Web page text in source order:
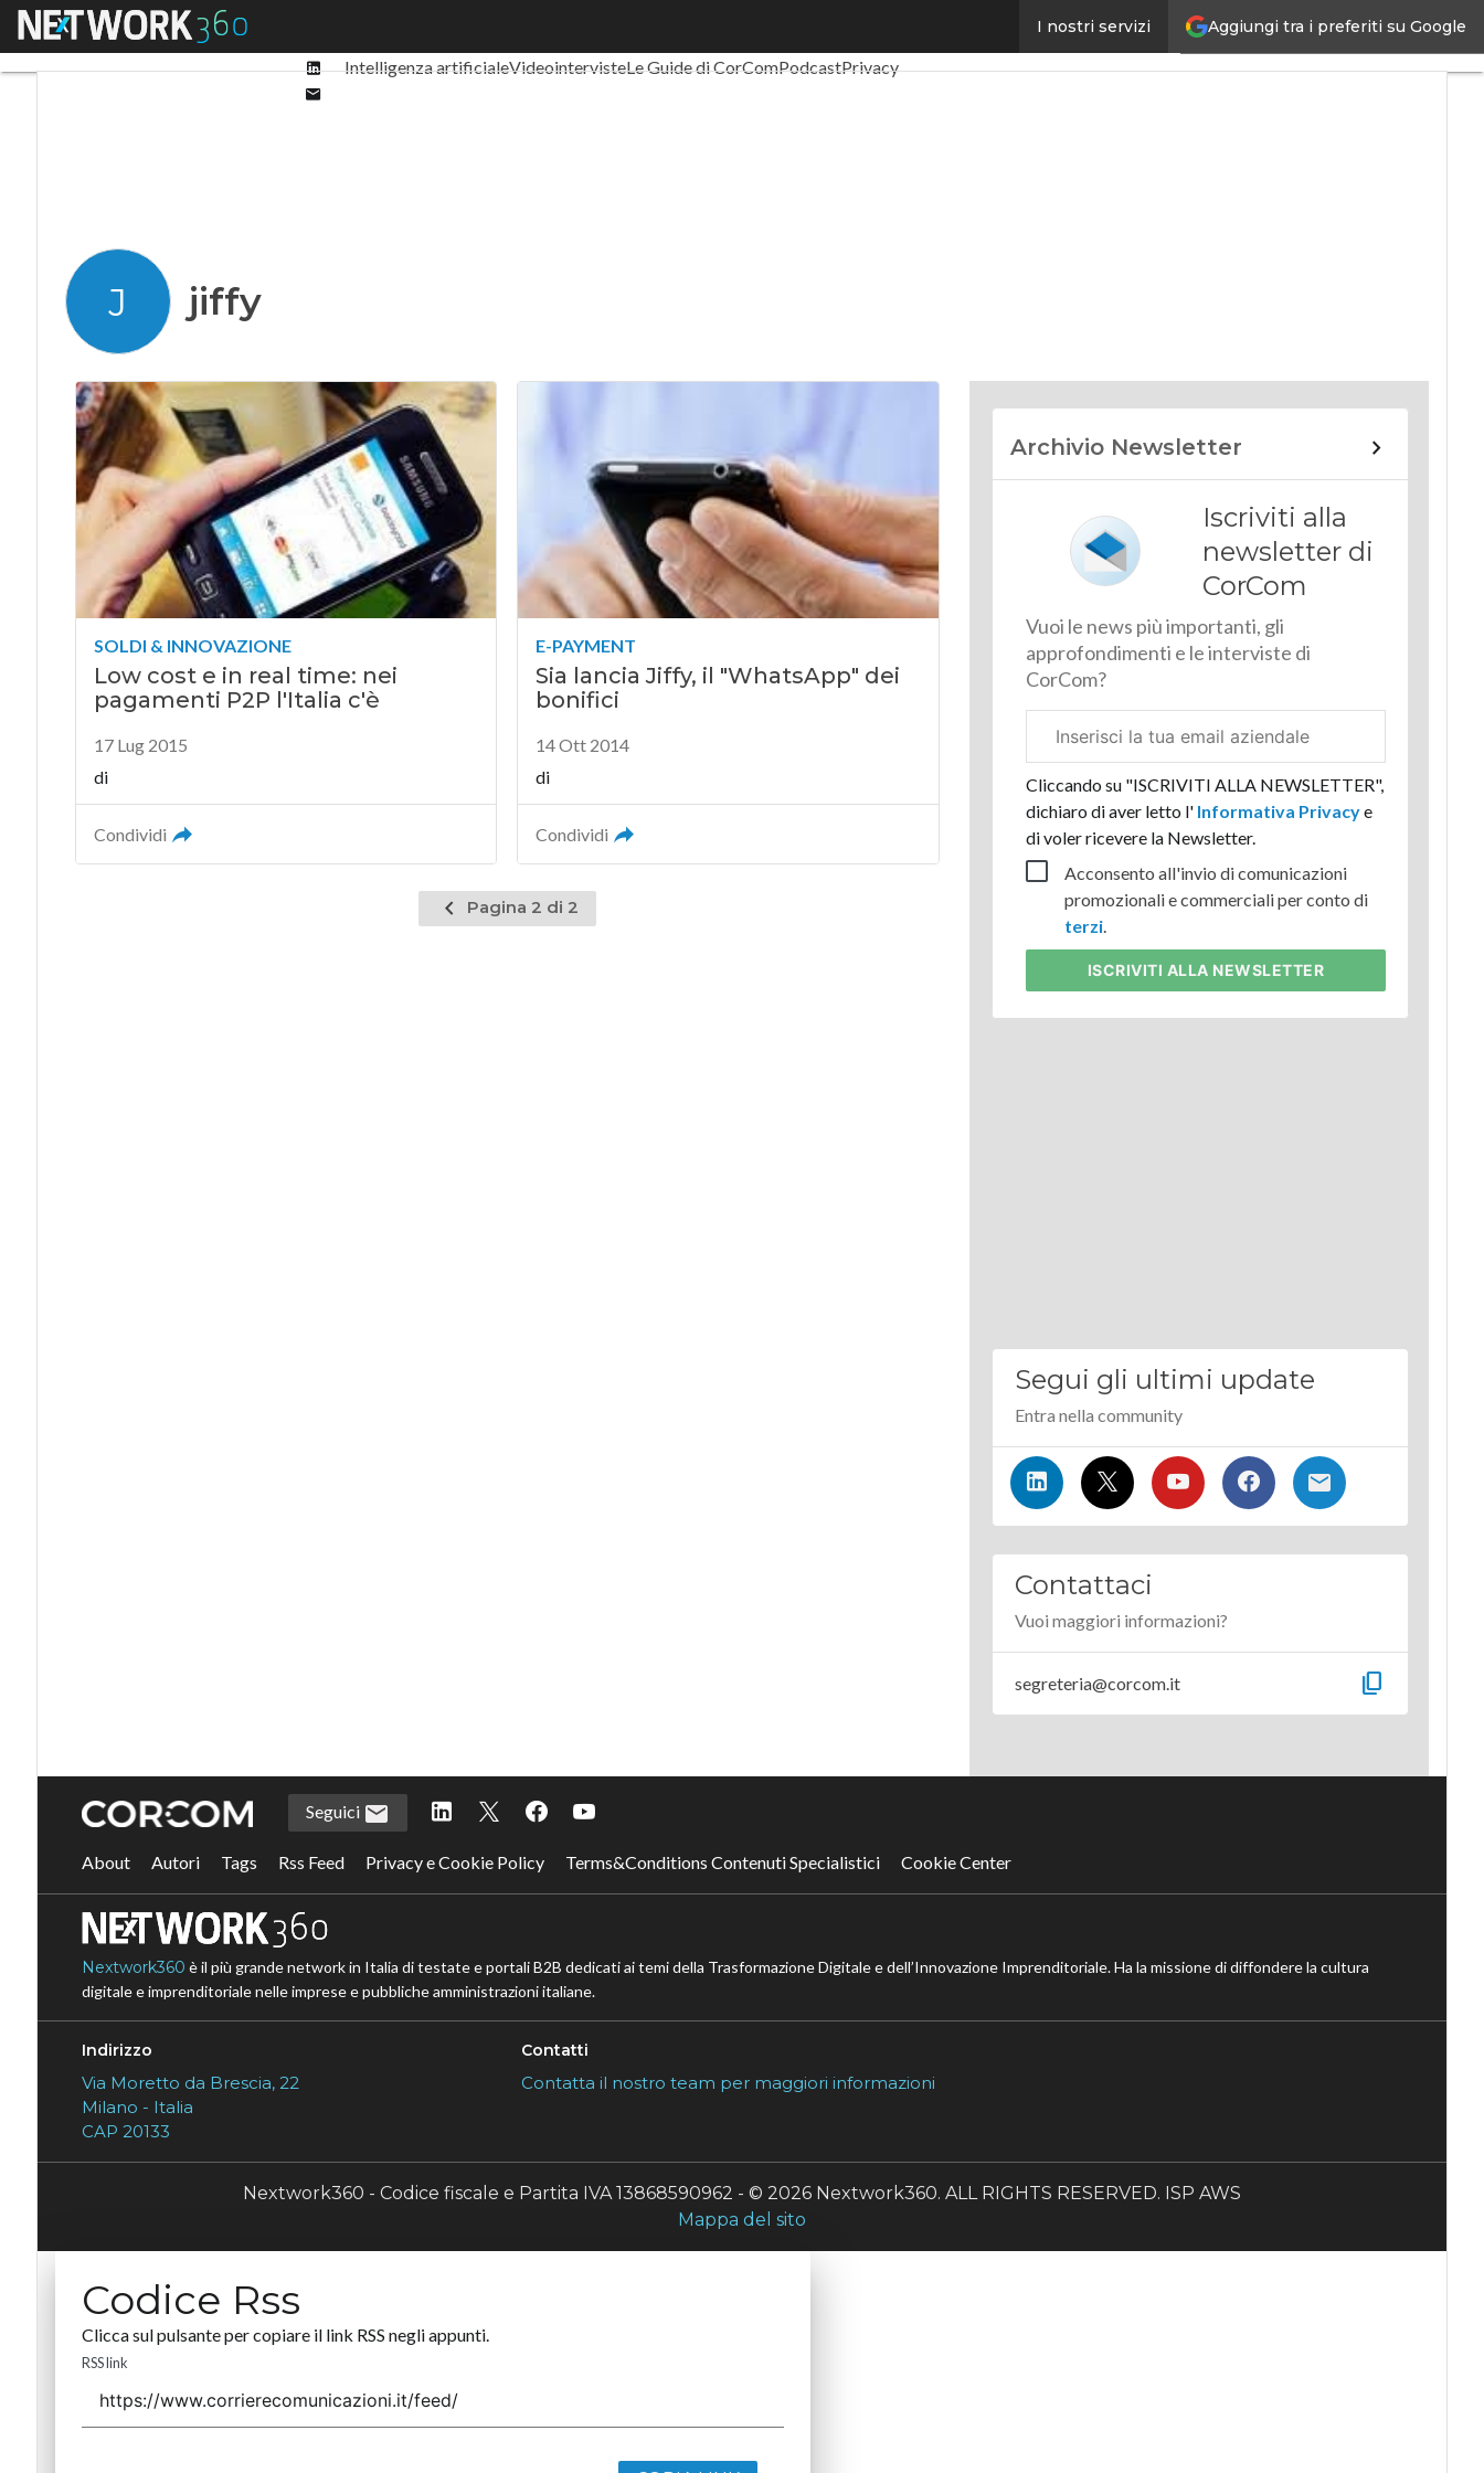
Aggiungi tra i preferiti su Google
I nostri servizi
Menu
Linkedin
Intelligenza artificialeVideointervisteLe Guide di CorComPodcastPrivacy
J jiffy
SOLDI & INNOVAZIONE
Low cost e in real time: nei
pagamenti P2P l'Italia c'è
17 Lug 2015
di
Condividi
E-PAYMENT
Sia lancia Jiffy, il "WhatsApp" dei
bonifici
14 Ott 2014
di
Condividi
Pagina
precedente
Pagina 2 di 2
Archivio Newsletter
Iscriviti alla
newsletter di
CorCom
Vuoi le news più importanti, gli
approfondimenti e le interviste di
CorCom?
aziendale
Cliccando su "ISCRIVITI ALLA NEWSLETTER",
dichiaro di aver letto l'Informativa Privacye
di voler ricevere la Newsletter.
Acconsento all'invio di comunicazioni
promozionali e commerciali per conto di
terzi.
ISCRIVITI ALLA NEWSLETTER
Segui gli ultimi update
Entra nella community
Contattaci
Vuoi maggiori informazioni?
segreteria@corcom.it content_copy
Seguici
About Autori Tags Rss Feed Privacy e Cookie Policy Terms&Conditions Contenuti Specialistici Cookie Center
Nextwork360 è il più grande network in Italia di testate e portali B2B dedicati ai temi della Trasformazione Digitale e dell’Innovazione Imprenditoriale. Ha la missione di diffondere la cultura
digitale e imprenditoriale nelle imprese e pubbliche amministrazioni italiane.
Indirizzo
Via Moretto da Brescia, 22
Milano - Italia
CAP 20133
Contatti
Contatta il nostro team per maggiori informazioni
Nextwork360 - Codice fiscale e Partita IVA 13868590962 - © 2026 Nextwork360. ALL RIGHTS RESERVED. ISP AWS
Mappa del sito
Codice Rss
Clicca sul pulsante per copiare il link RSS negli appunti.
RSS link